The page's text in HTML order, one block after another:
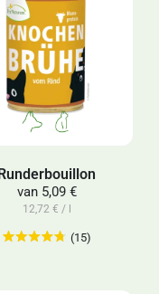
van5,09 €
12,72 € / l
(15)